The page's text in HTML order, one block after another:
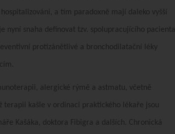
a tím paradoxně mají daleko vyšší
nyní snaha definovat tzv. spolupracujícího pacienta
protizánětlivé a bronchodilatační léky
alergické rýmě a astmatu, včetně
terapii kašle v ordinaci praktického lékaře jsou
Kašáka, doktora Fibigra a dalších. Chronická